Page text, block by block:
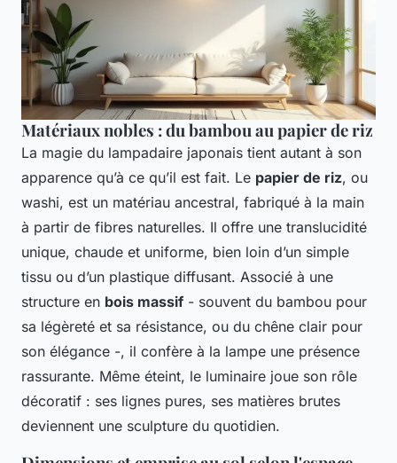
Matériaux nobles : du bambou au papier de riz
La magie du lampadaire japonais tient autant à son
apparence qu’à ce qu’il est fait. Le papier de riz, ou
washi, est un matériau ancestral, fabriqué à la main
à partir de fibres naturelles. Il offre une translucidité
unique, chaude et uniforme, bien loin d’un simple
tissu ou d’un plastique diffusant. Associé à une
structure en bois massif - souvent du bambou pour
sa légèreté et sa résistance, ou du chêne clair pour
son élégance -, il confère à la lampe une présence
rassurante. Même éteint, le luminaire joue son rôle
décoratif : ses lignes pures, ses matières brutes
deviennent une sculpture du quotidien.